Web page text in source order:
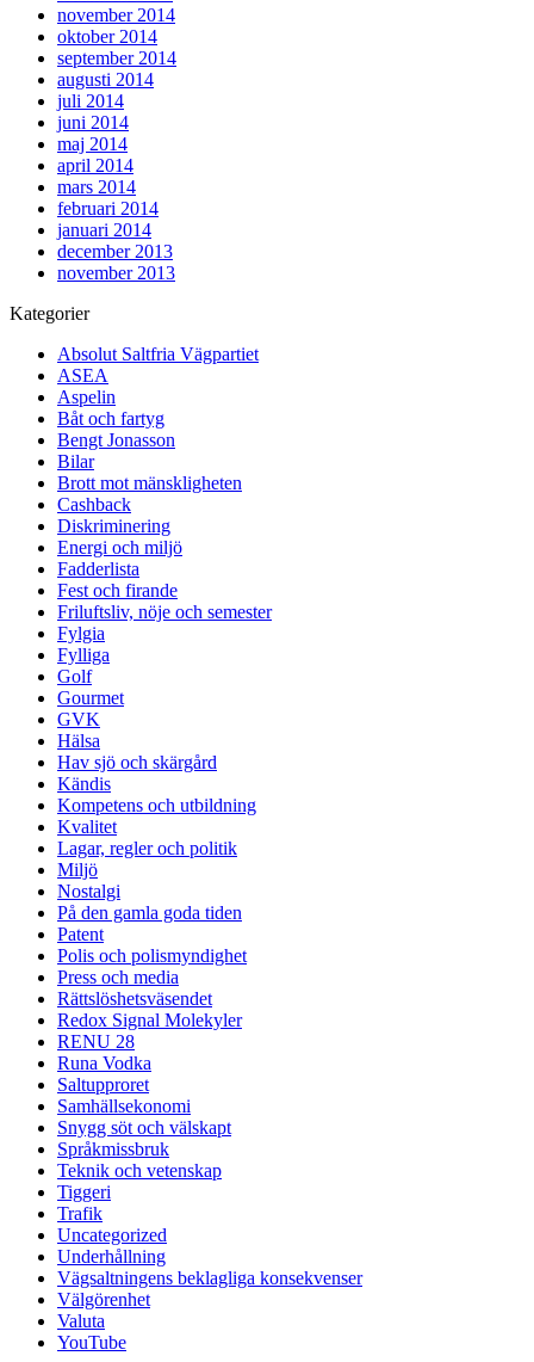
november 2014
oktober 2014
september 2014
augusti 2014
juli 2014
juni 2014
maj 2014
april 2014
mars 2014
februari 2014
januari 2014
december 2013
november 2013
Kategorier
Absolut Saltfria Vägpartiet
ASEA
Aspelin
Båt och fartyg
Bengt Jonasson
Bilar
Brott mot mänskligheten
Cashback
Diskriminering
Energi och miljö
Fadderlista
Fest och firande
Friluftsliv, nöje och semester
Fylgia
Fylliga
Golf
Gourmet
GVK
Hälsa
Hav sjö och skärgård
Kändis
Kompetens och utbildning
Kvalitet
Lagar, regler och politik
Miljö
Nostalgi
På den gamla goda tiden
Patent
Polis och polismyndighet
Press och media
Rättslöshetsväsendet
Redox Signal Molekyler
RENU 28
Runa Vodka
Saltupproret
Samhällsekonomi
Snygg söt och välskapt
Språkmissbruk
Teknik och vetenskap
Tiggeri
Trafik
Uncategorized
Underhållning
Vägsaltningens beklagliga konsekvenser
Välgörenhet
Valuta
YouTube